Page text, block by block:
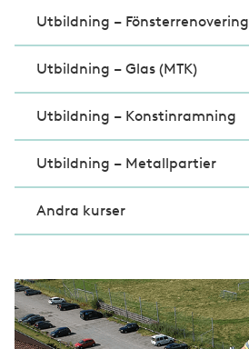
Utbildning – Fönsterrenovering
Utbildning – Glas (MTK)
Utbildning – Konstinramning
Utbildning – Metallpartier
Andra kurser